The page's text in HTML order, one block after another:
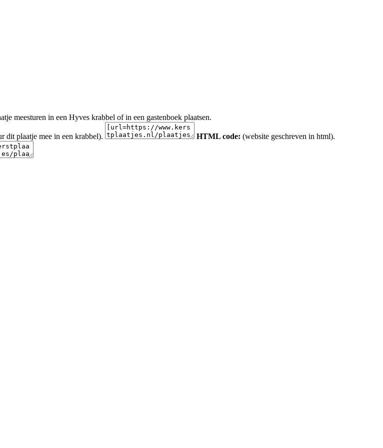
meesturen in een Hyves krabbel of in een gastenboek plaatsen.
dit plaatje mee in een krabbel). HTML code: (website geschreven in html).